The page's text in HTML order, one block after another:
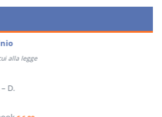
alla legge
D.